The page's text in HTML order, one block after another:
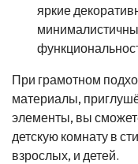
яркие
При грамотном
материалы,
элементы, вы
детскую комнату в
взрослых, и детей.